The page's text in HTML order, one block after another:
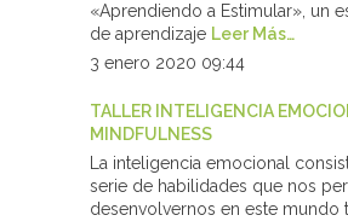
«Aprendiendo a Estimular», un
de aprendizaje Leer Más…
3 enero 2020 09:44
TALLER INTELIGENCIA
MINDFULNESS
La inteligencia emocional
serie de habilidades que nos
desenvolvernos en este mundo